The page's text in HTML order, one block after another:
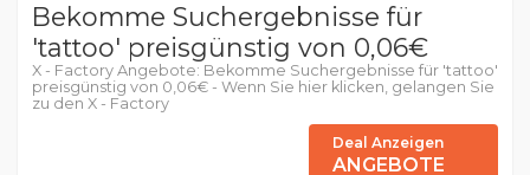
Bekomme Suchergebnisse für
'tattoo' preisgünstig von 0,06€
X - Factory Angebote: Bekomme Suchergebnisse für 'tattoo'
preisgünstig von 0,06€ - Wenn Sie hier klicken, gelangen Sie
zu den X - Factory
Deal Anzeigen
ANGEBOTE